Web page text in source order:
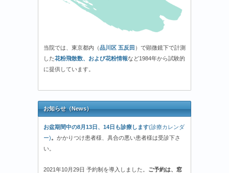
当院では、東京都内（品川区 五反田 ）で顕微鏡下で計測
した花粉飛散数、および花粉情報など1984年から試験的
に提供しています。
お知らせ（News）
お盆期間中の8月13日、14日も診療します(診療カレンダ
ー)。 かかりつけ患者様、具合の悪い患者様は受診下さ
い。
2021年10月29日 予約制を導入しました。 ご予約は、窓